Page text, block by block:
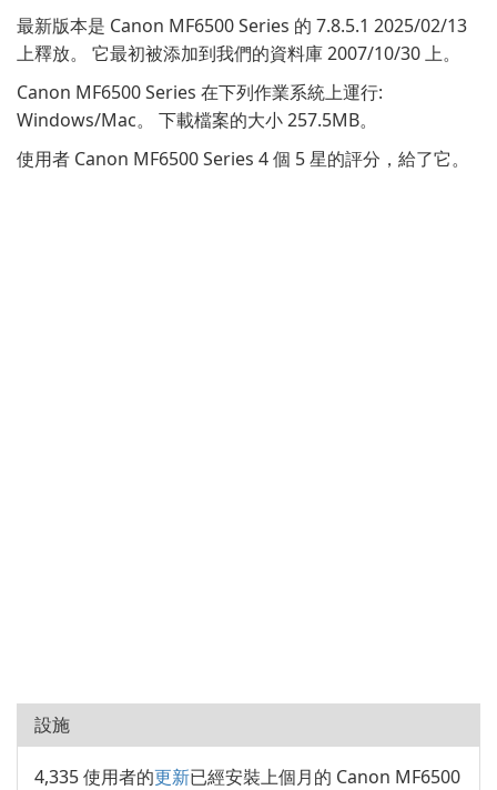
最新版本是 Canon MF6500 Series 的 7.8.5.1 2025/02/13
上釋放。 它最初被添加到我們的資料庫 2007/10/30 上。
Canon MF6500 Series 在下列作業系統上運行:
Windows/Mac。 下載檔案的大小 257.5MB。
使用者 Canon MF6500 Series 4 個 5 星的評分，給了它。
設施
4,335 使用者的更新已經安裝上個月的 Canon MF6500